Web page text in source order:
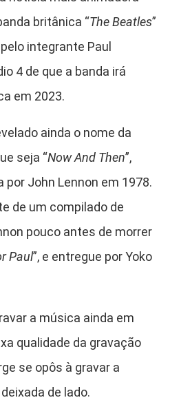
britânica “The Beatles”
integrante Paul
4 de que a banda irá
em 2023.
ainda o nome da
seja “Now And Then”,
John Lennon em 1978.
de um compilado de
pouco antes de morrer
Paul”, e entregue por Yoko
a música ainda em
qualidade da gravação
se opôs à gravar a
de lado.